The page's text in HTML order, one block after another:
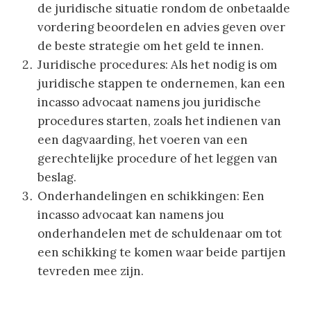
de juridische situatie rondom de onbetaalde
vordering beoordelen en advies geven over
de beste strategie om het geld te innen.
Juridische procedures: Als het nodig is om
juridische stappen te ondernemen, kan een
incasso advocaat namens jou juridische
procedures starten, zoals het indienen van
een dagvaarding, het voeren van een
gerechtelijke procedure of het leggen van
beslag.
Onderhandelingen en schikkingen: Een
incasso advocaat kan namens jou
onderhandelen met de schuldenaar om tot
een schikking te komen waar beide partijen
tevreden mee zijn.